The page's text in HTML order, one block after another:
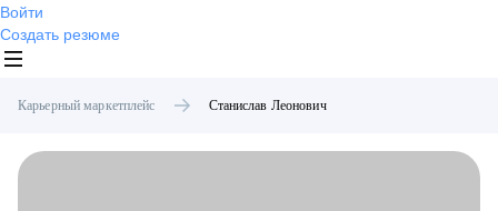
Войти
Создать резюме
Карьерный маркетплейс Станислав Леонович